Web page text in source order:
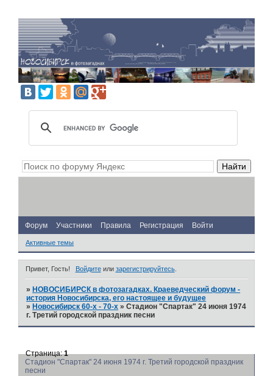
Форум Участники Правила Регистрация Войти
Активные темы
Привет, Гость! Войдитеили зарегистрируйтесь.
» НОВОСИБИРСК в фотозагадках. Краеведческий форум -
история Новосибирска, его настоящее и будущее
» Новосибирск 60-х - 70-х »Стадион "Спартак" 24 июня 1974
г. Третий городской праздник песни
Стадион "Спартак" 24 июня 1974 г. Третий городской праздник
песни
Страница:1